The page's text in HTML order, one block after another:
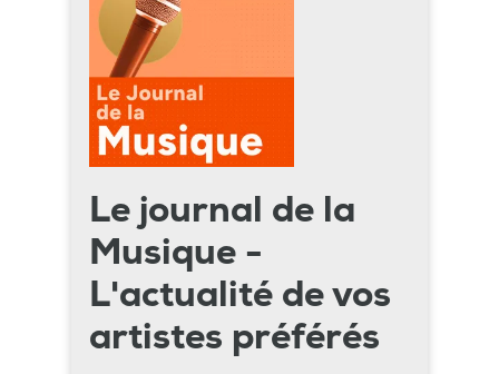
Le journal de la
Musique -
L'actualité de vos
artistes préférés